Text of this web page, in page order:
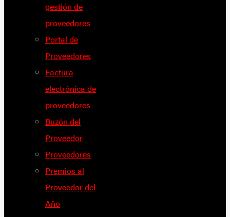
gestión de
proveedores
Portal de
Proveedores
Factura
electrónica de
proveedores
Buzón del
Proveedor
Proveedores
Premios al
Proveedor del
Año